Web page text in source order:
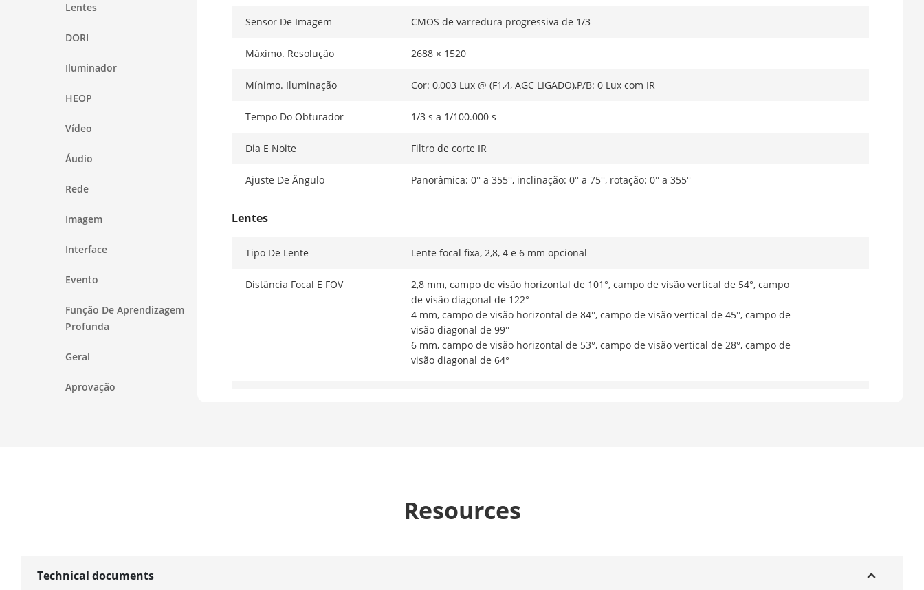
Lentes
DORI
Iluminador
HEOP
Vídeo
Áudio
Rede
Imagem
Interface
Evento
Função De Aprendizagem
Profunda
Geral
Aprovação
Sensor De Imagem CMOS de varredura progressiva de 1/3
Máximo. Resolução 2688 × 1520
Mínimo. Iluminação Cor: 0,003 Lux @ (F1,4, AGC LIGADO),P/B: 0 Lux com IR
Tempo Do Obturador 1/3 s a 1/100.000 s
Dia E Noite Filtro de corte IR
Ajuste De Ângulo Panorâmica: 0° a 355°, inclinação: 0° a 75°, rotação: 0° a 355°
Lentes
Tipo De Lente Lente focal fixa, 2,8, 4 e 6 mm opcional
Distância Focal E FOV
2,8 mm, campo de visão horizontal de 101°, campo de visão vertical de 54°, campo
de visão diagonal de 122°
4 mm, campo de visão horizontal de 84°, campo de visão vertical de 45°, campo de
visão diagonal de 99°
6 mm, campo de visão horizontal de 53°, campo de visão vertical de 28°, campo de
visão diagonal de 64°
Resources
Technical documents